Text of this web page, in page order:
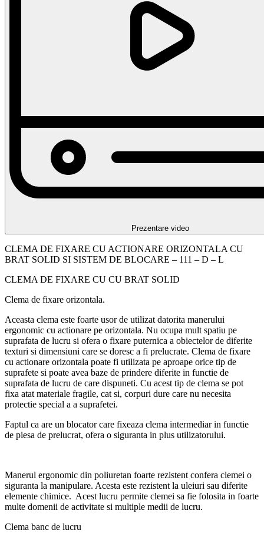
Prezentare video
CLEMA DE FIXARE CU ACTIONARE ORIZONTALA CU
BRAT SOLID SI SISTEM DE BLOCARE – 111 – D – L
CLEMA DE FIXARE CU CU BRAT SOLID
Clema de fixare orizontala.
Aceasta clema este foarte usor de utilizat datorita manerului
ergonomic cu actionare pe orizontala. Nu ocupa mult spatiu pe
suprafata de lucru si ofera o fixare puternica a obiectelor de diferite
texturi si dimensiuni care se doresc a fi prelucrate. Clema de fixare
cu actionare orizontala poate fi utilizata pe aproape orice tip de
suprafete si poate avea baze de prindere diferite in functie de
suprafata de lucru de care dispuneti. Cu acest tip de clema se pot
fixa atat materiale fragile, cat si, corpuri dure care nu necesita
protectie special a a suprafetei.
Faptul ca are un blocator care fixeaza clema intermediar in functie
de piesa de prelucrat, ofera o siguranta in plus utilizatorului.
Manerul ergonomic din poliuretan foarte rezistent confera clemei o
siguranta la manipulare. Acesta este rezistent la uleiuri sau diferite
elemente chimice. Acest lucru permite clemei sa fie folosita in foarte
multe domenii de activitate si multiple medii de lucru.
Clema banc de lucru